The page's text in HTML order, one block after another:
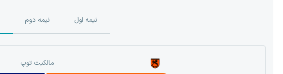
نیمه اول نیمه دوم
مالکیت توپ